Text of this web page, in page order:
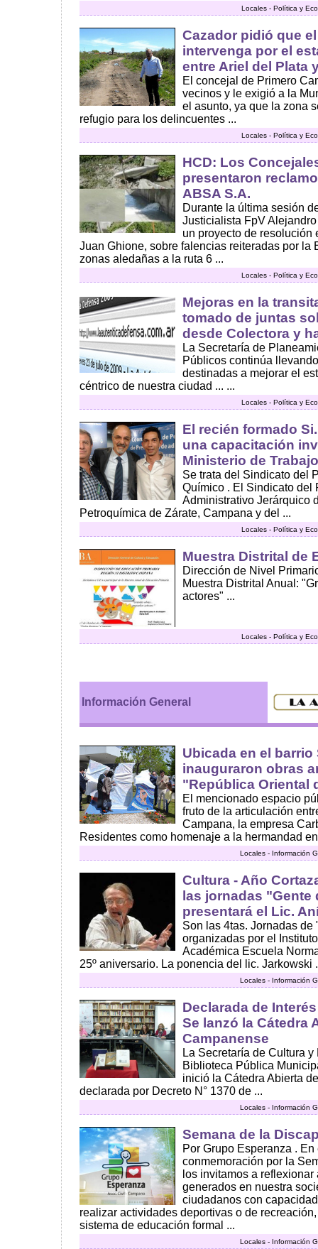
Locales - Política y
Cazador pidió que
intervenga por el
entre Ariel del Plata
El concejal de Primero
vecinos y le exigió a la
el asunto, ya que la zona
refugio para los delincuentes ...
Locales - Política y
HCD: Los
presentaron
ABSA S.A.
Durante la última sesión
Justicialista FpV
un proyecto de
Juan Ghione, sobre falencias reiteradas por la
zonas aledañas a la ruta 6 ...
Locales - Política y
Mejoras en la
tomado de juntas
desde Colectora y
La Secretaría de
Públicos continúa
destinadas a mejorar el
céntrico de nuestra ciudad ... ...
Locales - Política y
El recién formado
una capacitación
Ministerio de Trabajo
Se trata del Sindicato del
Químico . El Sindicato del
Administrativo Jerárquico
Petroquímica de Zárate, Campana y del ...
Locales - Política y
Muestra Distrital de
Dirección de Nivel
Muestra Distrital Anual:
actores" ...
Locales - Política y
Información General
Ubicada en el barrio
inauguraron obras
"República Oriental
El mencionado espacio
fruto de la articulación
Campana, la empresa
Residentes como homenaje a la hermandad
Locales - Información
Cultura - Año
las jornadas "Gente
presentará el Lic.
Son las 4tas. Jornadas de
organizadas por el
Académica Escuela
25º aniversario. La ponencia del lic. Jarkowski
Locales - Información
Declarada de
Se lanzó la Cátedra
Campanense
La Secretaría de Cultura
Biblioteca Pública
inició la Cátedra Abierta
declarada por Decreto N° 1370 de ...
Locales - Información
Semana de la
Por Grupo Esperanza .
conmemoración por la
los invitamos a
generados en nuestra
ciudadanos con
realizar actividades deportivas o de
sistema de educación formal ...
Locales - Información